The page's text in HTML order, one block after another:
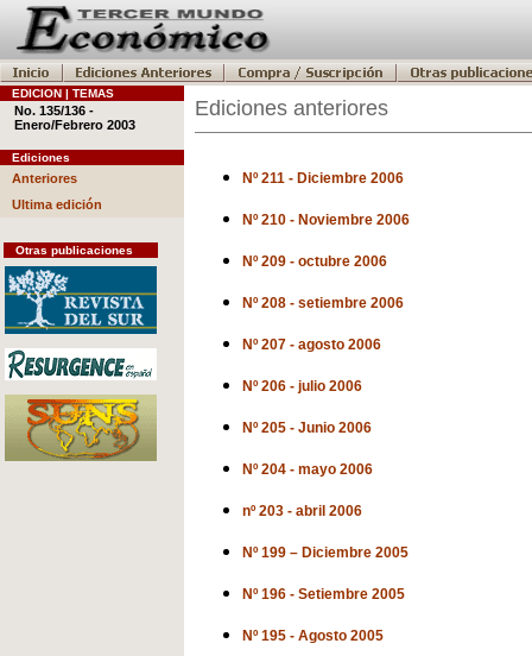
EDICION | TEMAS
No. 135/136 -
Enero/Febrero 2003
Ediciones
Anteriores
Ultima edición
Otras publicaciones
Ediciones anteriores
Nº 211 - Diciembre 2006
Nº 210 - Noviembre 2006
Nº 209 - octubre 2006
Nº 208 - setiembre 2006
Nº 207 - agosto 2006
Nº 206 - julio 2006
Nº 205 - Junio 2006
Nº 204 - mayo 2006
nº 203 - abril 2006
Nº 199 – Diciembre 2005
Nº 196 - Setiembre 2005
Nº 195 - Agosto 2005